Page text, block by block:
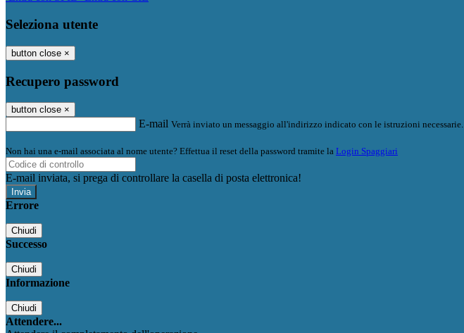
Seleziona utente
button close ×
Recupero password
button close ×
E-mail Verrà inviato un messaggio all'indirizzo indicato con le istruzioni necessarie.
Non hai una e-mail associata al nome utente? Effettua il reset della password tramite la Login Spaggiari
E-mail inviata, si prega di controllare la casella di posta elettronica!
Errore
Chiudi
Successo
Chiudi
Informazione
Chiudi
Attendere...